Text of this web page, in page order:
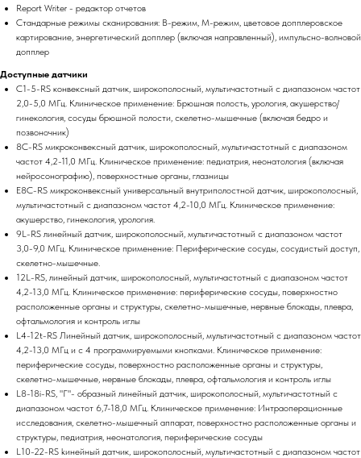
Report Writer - редактор отчетов
Стандарные режимы сканирования: В-режим, М-режим, цветовое допплеровское
картирование, энергетический допплер (включая направленный), импульсно-волновой
допплер
Доступные датчики
C1-5-RS конвексный датчик, широкополосный, мультичастотный с диапазоном частот
2,0-5,0 МГц. Клиническое применение: Брюшная полость, урология, акушерство/
гинекология, сосуды брюшной полости, скелетно-мышечные (включая бедро и
позвоночник)
8C-RS микроконвексный датчик, широкополосный, мультичастотный с диапазоном
частот 4,2-11,0 МГц. Клиническое применение: педиатрия, неонатология (включая
нейросонографию), поверхностные органы, глазницы
E8C-RS микроконвексный универсальный внутриполостной датчик, широкополосный,
мультичастотный с диапазоном частот 4,2-10,0 МГц. Клиническое применение:
акушерство, гинекология, урология.
9L-RS линейный датчик, широкополосный, мультичастотный с диапазоном частот
3,0-9,0 МГц. Клиническое применение: Периферические сосуды, сосудистый доступ,
скелетно-мышечные.
12L-RS, линейный датчик, широкополосный, мультичастотный с диапазоном частот
4,2-13,0 МГц. Клиническое применение: периферические сосуды, поверхностно
расположенные органы и структуры, скелетно-мышечные, нервные блокады, плевра,
офтальмология и контроль иглы
L4-12t-RS Линейный датчик, широкополосный, мультичастотный с диапазоном частот
4,2-13,0 МГц и с 4 программируемыми кнопками. Клиническое применение:
периферические сосуды, поверхностно расположенные органы и структуры,
скелетно-мышечные, нервные блокады, плевра, офтальмология и контроль иглы
L8-18i-RS, "Г"- образный линейный датчик, широкополосный, мультичастотный с
диапазоном частот 6,7-18,0 МГц. Клиническое применение: Интраоперационные
исследования, скелетно-мышечный аппарат, поверхностно расположенные органы и
структуры, педиатрия, неонатология, периферические сосуды
L10-22-RS kинейный датчик, широкополосный, мультичастотный с диапазоном частот